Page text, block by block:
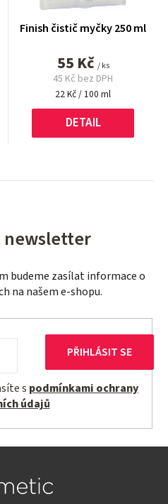
Finish čistič myčky 250 ml
55 Kč / ks
45 Kč bez DPH
Měrná
22 Kč / 100 ml
DETAIL
budeme zasílat informace o
na našem e-shopu.
s podmínkami ochrany
údajů
PŘIHLÁSIT SE